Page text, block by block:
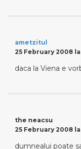
ametzitul
25 February 2008
daca la Viena e
the neacsu
25 February 2008
dumnealui poate